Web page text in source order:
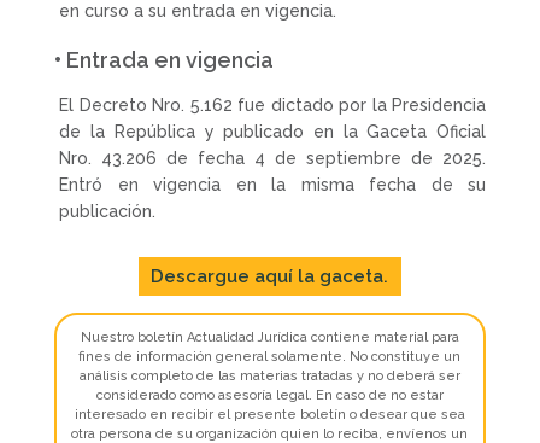
en curso a su entrada en vigencia.
• Entrada en vigencia
El Decreto Nro. 5.162 fue dictado por la Presidencia
de la República y publicado en la Gaceta Oficial
Nro. 43.206 de fecha 4 de septiembre de 2025.
Entró en vigencia en la misma fecha de su
publicación.
Descargue aquí la gaceta.
Nuestro boletín Actualidad Jurídica contiene material para
fines de información general solamente. No constituye un
análisis completo de las materias tratadas y no deberá ser
considerado como asesoría legal. En caso de no estar
interesado en recibir el presente boletín o desear que sea
otra persona de su organización quien lo reciba, envíenos un